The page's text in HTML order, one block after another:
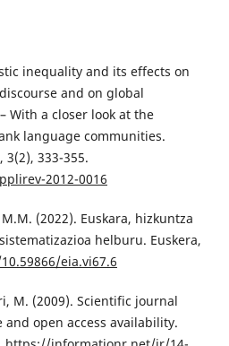
inequality and its effects on
and on global
With a closer look at the
language communities.
333-355.
2012-0016
(2022). Euskara, hizkuntza
helburu. Euskera,
eia.vi67.6
M. (2009). Scientific journal
open access availability.